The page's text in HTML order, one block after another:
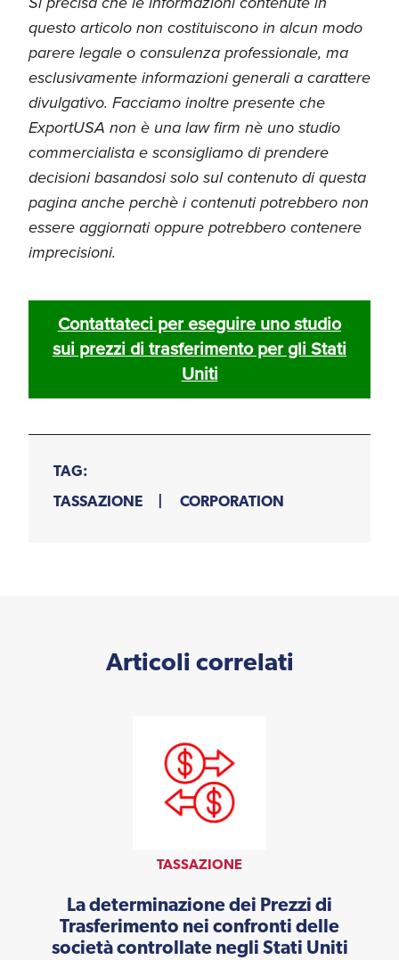
questo articolo non costituiscono in alcun modo
parere legale o consulenza professionale, ma
esclusivamente informazioni generali a carattere
divulgativo. Facciamo inoltre presente che
ExportUSA non è una law firm nè uno studio
commercialista e sconsigliamo di prendere
decisioni basandosi solo sul contenuto di questa
pagina anche perchè i contenuti potrebbero non
essere aggiornati oppure potrebbero contenere
imprecisioni.
Contattateci per eseguire uno studio
sui prezzi di trasferimento per gli Stati
Uniti
TAG:
TASSAZIONE
CORPORATION
Articoli correlati
TASSAZIONE
La determinazione dei Prezzi di
Trasferimento nei confronti delle
società controllate negli Stati Uniti